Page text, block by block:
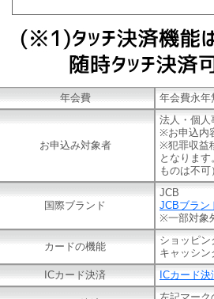
年会費 年会費永年
お申込み対象者
法人・個人
※お申込内
※犯罪収益
となりま
ものは不可
国際ブランド
JCB
JCBブラン
※一部対象
カードの機能
ショッピ
キャッシ
ICカード決済
ICカード